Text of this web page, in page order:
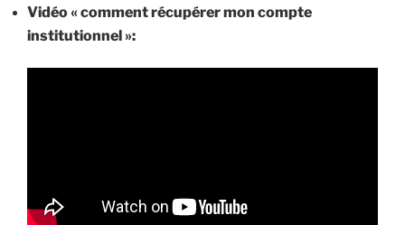
Vidéo « comment récupérer mon compte
institutionnel »: